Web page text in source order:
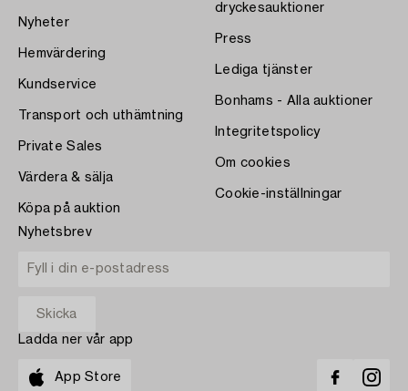
Nyheter
Hemvärdering
Kundservice
Transport och uthämtning
Private Sales
Värdera & sälja
Köpa på auktion
dryckesauktioner
Press
Lediga tjänster
Bonhams - Alla auktioner
Integritetspolicy
Om cookies
Cookie-inställningar
Nyhetsbrev
Ladda ner vår app
App Store